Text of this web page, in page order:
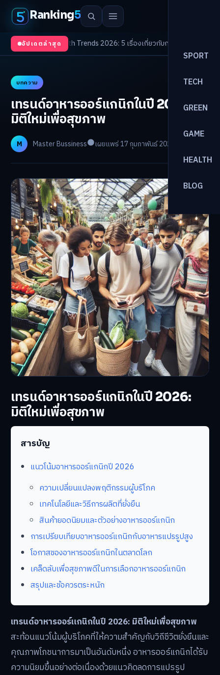
Ranking5
SPORT
TECH
GREEN
GAME
HEALTH
BLOG
อัปเดตล่าสุด
Health Trends 2026: 5 เรื่องเกี่ยวกับการแพทย์ที่ควรรู้
บทความ
เทรนด์อาหารออร์แกนิกในปี 2026:
มิติใหม่เพื่อสุขภาพ
M Master Bussiness เผยแพร่ 17 กุมภาพันธ์ 2026
เทรนด์อาหารออร์แกนิกในปี 2026:
มิติใหม่เพื่อสุขภาพ
สารบัญ
แนวโน้มอาหารออร์แกนิกปี 2026
ความเปลี่ยนแปลงพฤติกรรมผู้บริโภค
เทคโนโลยีและวิธีการผลิตที่ยั่งยืน
สินค้ายอดนิยมและตัวอย่างอาหารออร์แกนิก
การเปรียบเทียบอาหารออร์แกนิกกับอาหารแปรรูปสูง
โอกาสของอาหารออร์แกนิกในตลาดโลก
เคล็ดลับเพื่อสุขภาพดีในการเลือกอาหารออร์แกนิก
สรุปและข้อควรตระหนัก
เทรนด์อาหารออร์แกนิกในปี 2026: มิติใหม่เพื่อสุขภาพ
สะท้อนแนวโน้มผู้บริโภคที่ให้ความสำคัญกับวิถีชีวิตยั่งยืนและ
คุณภาพโภชนาการมาเป็นอันดับหนึ่ง อาหารออร์แกนิกได้รับ
ความนิยมขึ้นอย่างต่อเนื่องด้วยแนวคิดลดการแปรรูป